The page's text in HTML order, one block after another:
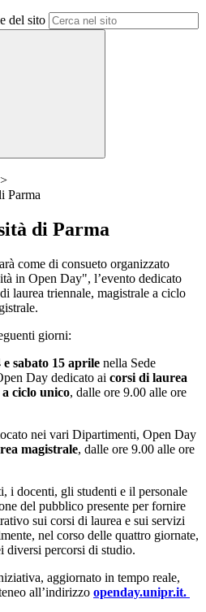
del sito
>
Parma
di Parma
come di consueto organizzato
in Open Day", l’evento dedicato
laurea triennale, magistrale a ciclo
giorni:
sabato 15 aprile nella Sede
Day dedicato ai corsi di laurea
ciclo unico, dalle ore 9.00 alle ore
nei vari Dipartimenti, Open Day
magistrale, dalle ore 9.00 alle ore
i docenti, gli studenti e il personale
del pubblico presente per fornire
sui corsi di laurea e sui servizi
nel corso delle quattro giornate,
diversi percorsi di studio.
aggiornato in tempo reale,
all’indirizzo openday.unipr.it.